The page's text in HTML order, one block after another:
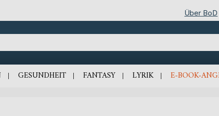
Über BoD
GESUNDHEIT FANTASY LYRIK E-BOOK-